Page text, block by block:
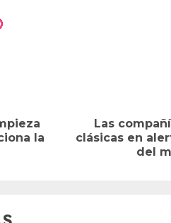
Entrada
la
Siguiente
Las
clásicas en
del